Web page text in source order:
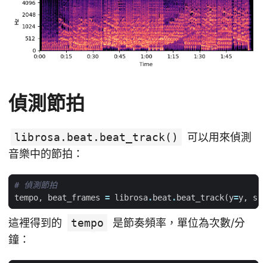
偵測節拍
librosa.beat.beat_track()
可以用來偵測
音樂中的節拍：
# 偵測節拍
tempo, beat_frames = librosa. beat . beat_track(y=y, sr
這裡得到的 tempo
是節奏頻率，單位為次數/分
鐘：